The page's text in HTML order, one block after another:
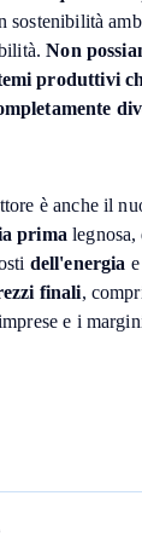
sostenibilità
Non
produttivi
è anche il
prima legnosa,
dell'energia
finali,
e i